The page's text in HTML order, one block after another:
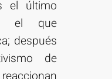
el último
el que
después
de